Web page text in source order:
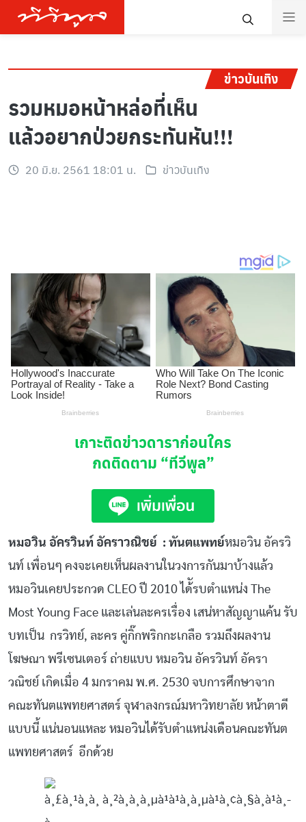
ข่าวบันเทิง
รวมหมอหน้าหล่อที่เห็น
แล้วอยากป่วยกระทันหัน!!!
20 มิ.ย. 2561 18:01 น. ข่าวบันเทิง
เกาะติดข่าวดาราก่อนใคร
กดติดตาม “ทีวีพูล”
หมอวิน อัครวินท์ อัคราวณิชย์ : ทันตแพทย์หมอวิน อัครวิ
นท์ เพื่อนๆ คงจะเคยเห็นผลงานในวงการกันมาบ้างแล้ว
หมอวินเคยประกวด CLEO ปี 2010 ได้ัรบตำแหน่ง The
Most Young Face และเล่นละครเรื่อง เสน่หาสัญญาแค้น รับ
บทเป็น กรวิทย์, ละคร คู่กิ๊กพริกกะเกลือ รวมถึงผลงาน
โฆษณา พรีเซนเตอร์ ถ่ายแบบ หมอวิน อัครวินท์ อัครา
วณิชย์ เกิดเมื่อ 4 มกราคม พ.ศ. 2530 จบการศึกษาจาก
คณะทันตแพทยศาสตร์ จุฬาลงกรณ์มหาวิทยาลัย หน้าตาดี
แบบนี้ แน่นอนแหละ หมอวินได้รับตำแหน่งเดือนคณะทันต
แพทยศาสตร์ อีกด้วย